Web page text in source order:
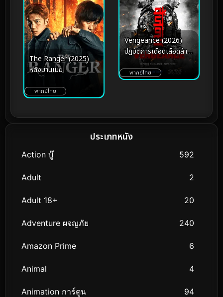
The Ranger (2025)
หลังม่านเมฆ
พากย์ไทย
Vengeance (2026)
ปฏิบัติการเดือดเลือดล้าง
เลือด
พากย์ไทย
ประเภทหนัง
Action บู๊ 592
Adult 2
Adult 18+ 20
Adventure ผจญภัย 240
Amazon Prime 6
Animal 4
Animation การ์ตูน 94